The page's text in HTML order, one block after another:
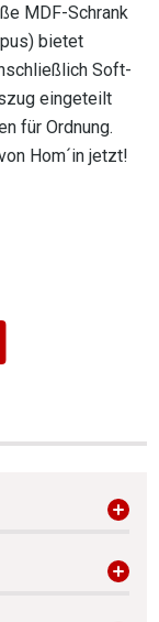
MDF-Schrank
bietet
Soft-
eingeteilt
für Ordnung.
Hom´in jetzt!